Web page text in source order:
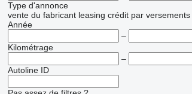
Type d'annonce
vente du fabricant leasing crédit par versements
Année
–
Kilométrage
–
Autoline ID